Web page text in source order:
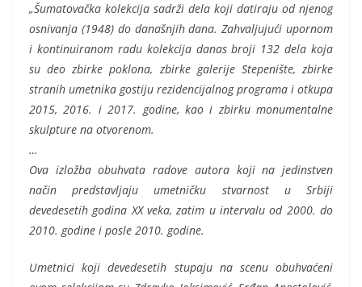
„Šumatovačka kolekcija sadrži dela koji datiraju od njenog
osnivanja (1948) do današnjih dana. Zahvaljujući upornom
i kontinuiranom radu kolekcija danas broji 132 dela koja
su deo zbirke poklona, zbirke galerije Stepenište, zbirke
stranih umetnika gostiju rezidencijalnog programa i otkupa
2015, 2016. i 2017. godine, kao i zbirku monumentalne
skulpture na otvorenom.
…
Ova izložba obuhvata radove autora koji na jedinstven
način predstavljaju umetničku stvarnost u Srbiji
devedesetih godina XX veka, zatim u intervalu od 2000. do
2010. godine i posle 2010. godine.
Umetnici koji devedesetih stupaju na scenu obuhvaćeni